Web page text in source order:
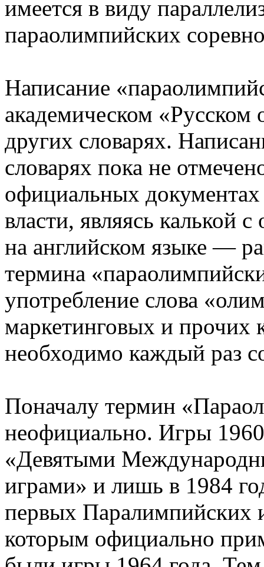
имеется в виду
параолимпийских
Написание
академическом «Русском
других словарях.
словарях пока не
официальных документах
власти, являясь калькой
на английском языке —
термина
употребление слова
маркетинговых и прочих
необходимо каждый раз
Поначалу термин
неофициально. Игры
«Девятыми
играми» и лишь в 1984
первых Паралимпийских
которым официально